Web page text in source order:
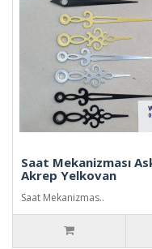
Saat Mekanizması
Akrep Yelkovan
Saat Mekanizmas..